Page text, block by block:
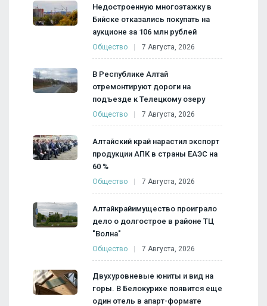
Недостроенную многоэтажку в
Бийске отказались покупать на
аукционе за 106 млн рублей
Общество 7 Августа, 2026
В Республике Алтай
отремонтируют дороги на
подъезде к Телецкому озеру
Общество 7 Августа, 2026
Алтайский край нарастил экспорт
продукции АПК в страны ЕАЭС на
60 %
Общество 7 Августа, 2026
Алтайкрайимущество проиграло
дело о долгострое в районе ТЦ
"Волна"
Общество 7 Августа, 2026
Двухуровневые юниты и вид на
горы. В Белокурихе появится еще
один отель в апарт-формате